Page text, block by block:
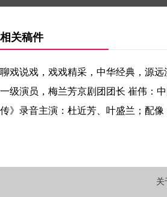
相关稿件
聊戏说戏，戏戏精采，中华经典，源
一级演员，梅兰芳京剧团团长 崔伟：
传》录音主演：杜近芳、叶盛兰；配
关